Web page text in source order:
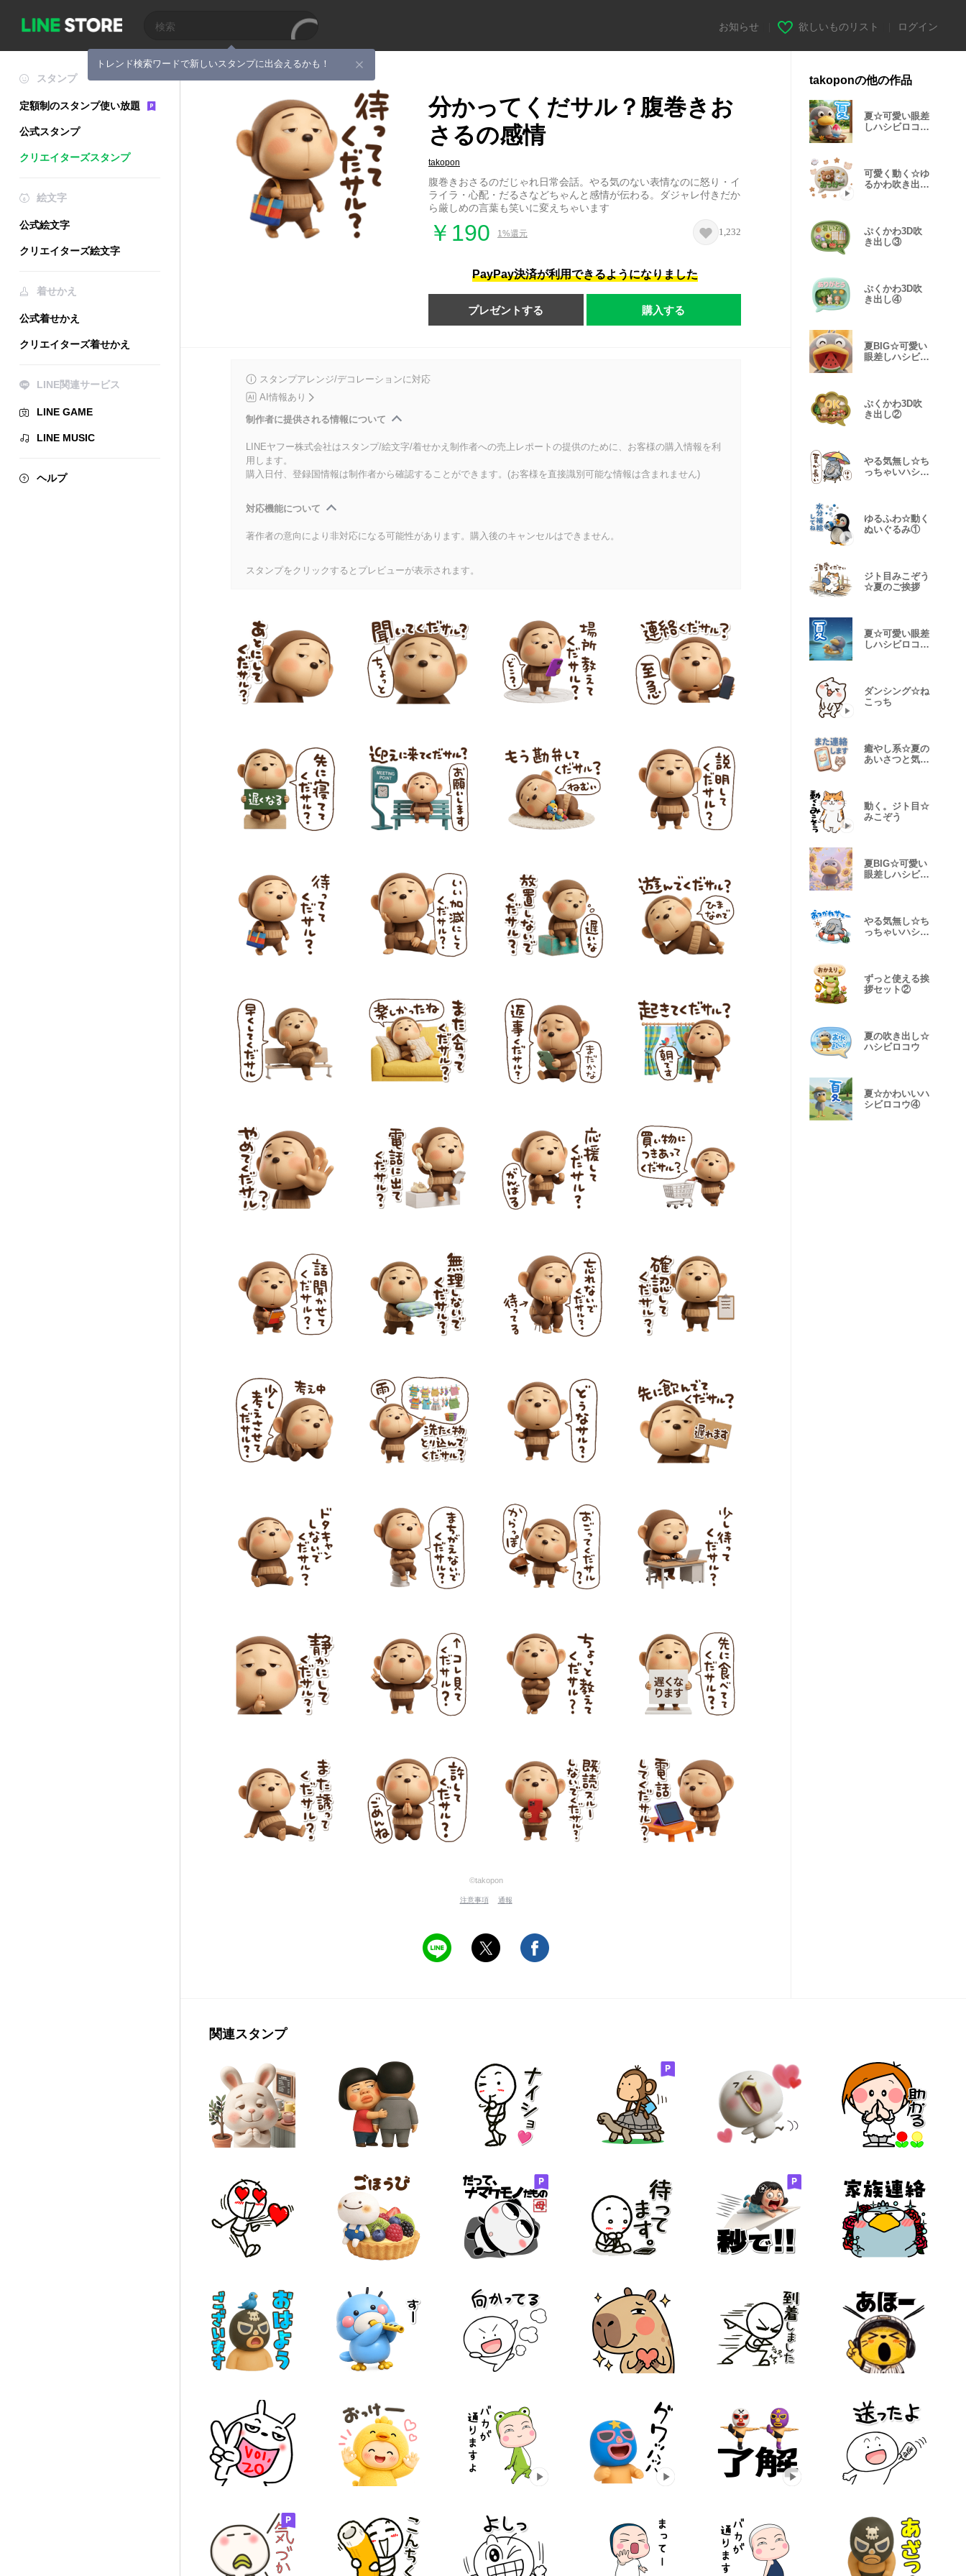
トレンド検索ワードで新しいスタンプに出会えるかも！
お知らせ 欲しいものリスト ログイン
スタンプ
定額制のスタンプ使い放題
公式スタンプ
クリエイターズスタンプ
絵文字
公式絵文字
クリエイターズ絵文字
着せかえ
公式着せかえ
クリエイターズ着せかえ
LINE関連サービス
LINE GAME
LINE MUSIC
ヘルプ
分かってくだサル？腹巻きお
さるの感情
takopon
腹巻きおさるのだじゃれ日常会話。やる気のない表情なのに怒り・イ
ライラ・心配・だるさなどちゃんと感情が伝わる。ダジャレ付きだか
ら厳しめの言葉も笑いに変えちゃいます
￥190 1%還元 1,232
PayPay決済が利用できるようになりました
プレゼントする 購入する
スタンプアレンジ/デコレーションに対応
AI情報あり
制作者に提供される情報について
LINEヤフー株式会社はスタンプ/絵文字/着せかえ制作者への売上レポートの提供のために、お客様の購入情報を利
用します。
購入日付、登録国情報は制作者から確認することができます。(お客様を直接識別可能な情報は含まれません)
対応機能について
著作者の意向により非対応になる可能性があります。購入後のキャンセルはできません。
スタンプをクリックするとプレビューが表示されます。
©takopon
注意事項 通報
takoponの他の作品
夏☆可愛い眼差
しハシビロコウ
可愛く動く☆ゆ
るかわ吹き出し
ぷくかわ3D吹
き出し③
ぷくかわ3D吹
き出し④
夏BIG☆可愛い
眼差しハシビロ
ぷくかわ3D吹
き出し②
やる気無し☆ち
っちゃいハシビ
ゆるふわ☆動く
ぬいぐるみ①
ジト目みこぞう
☆夏のご挨拶
夏☆可愛い眼差
しハシビロコウ
ダンシング☆ね
こっち
癒やし系☆夏の
あいさつと気遣
動く。ジト目☆
みこぞう
夏BIG☆可愛い
眼差しハシビロ
やる気無し☆ち
っちゃいハシビ
ずっと使える挨
拶セット②
夏の吹き出し☆
ハシビロコウ
夏☆かわいいハ
シビロコウ④
関連スタンプ